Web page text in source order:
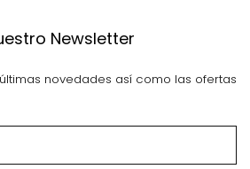
Newsletter
novedades así como las ofertas